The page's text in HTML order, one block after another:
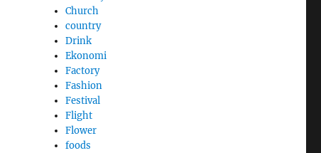
Church
country
Drink
Ekonomi
Factory
Fashion
Festival
Flight
Flower
foods